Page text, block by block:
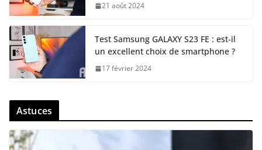
21 août 2024
Test Samsung GALAXY S23 FE : est-il
un excellent choix de smartphone ?
17 février 2024
Astuces